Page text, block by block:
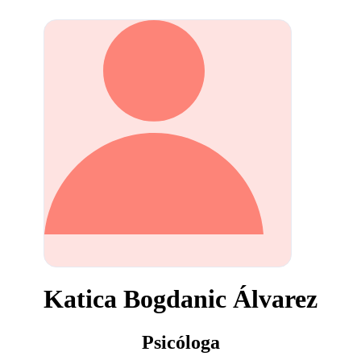
Katica Bogdanic Álvarez
Psicóloga